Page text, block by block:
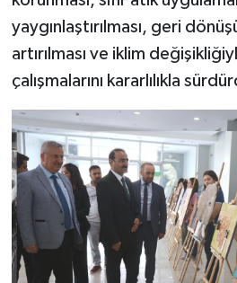
yaygınlaştırılması, geri
artırılması ve iklim
çalışmalarını kararlılıkla